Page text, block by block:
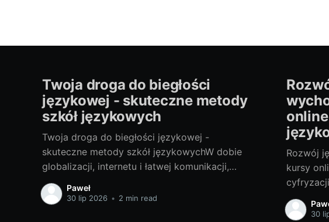
Twoja droga do biegłości
językowej - skuteczne metody
szkół językowych
Twoja droga do biegłości językowej -
skuteczne metody szkół językowychW dobie
globalizacji, internetu i łatwej komunikacji,
znajomość języków obcych stała się prawie
koniecznością. Bez względu na to, czy
Paweł
30 lip 2026 • 2 min read
Rozwój
kursy
nauka
domu30